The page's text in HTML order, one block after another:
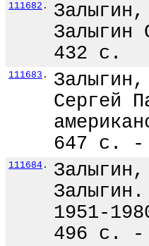
111682 .
432 с.
111683 .
Сергей
647 с. -
111684 .
1951-
496 с. -